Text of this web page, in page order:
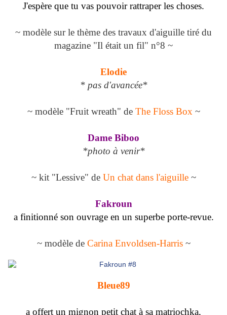
J'espère que tu vas pouvoir rattraper les choses.
~ modèle sur le thème des travaux d'aiguille tiré du
magazine "Il était un fil" n°8 ~
Elodie
* pas d'avancée*
~ modèle "Fruit wreath" de The Floss Box ~
Dame Biboo
*photo à venir*
~ kit "Lessive" de Un chat dans l'aiguille~
Fakroun
a finitionné son ouvrage en un superbe porte-revue.
~ modèle de Carina Envoldsen-Harris~
Bleue89
a offert un mignon petit chat à sa matriochka,